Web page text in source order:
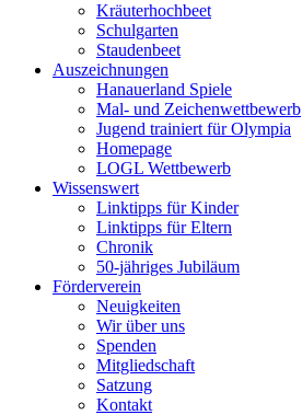
Kräuterhochbeet
Schulgarten
Staudenbeet
Auszeichnungen
Hanauerland Spiele
Mal- und Zeichenwettbewerb
Jugend trainiert für Olympia
Homepage
LOGL Wettbewerb
Wissenswert
Linktipps für Kinder
Linktipps für Eltern
Chronik
50-jähriges Jubiläum
Förderverein
Neuigkeiten
Wir über uns
Spenden
Mitgliedschaft
Satzung
Kontakt